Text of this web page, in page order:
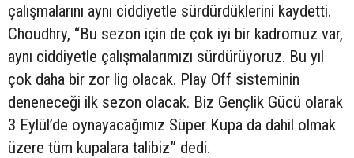
çalışmalarını aynı ciddiyetle sürdürdüklerini kaydetti.
Choudhry, “Bu sezon için de çok iyi bir kadromuz var,
aynı ciddiyetle çalışmalarımızı sürdürüyoruz. Bu yıl
çok daha bir zor lig olacak. Play Off sisteminin
deneneceği ilk sezon olacak. Biz Gençlik Gücü olarak
3 Eylül’de oynayacağımız Süper Kupa da dahil olmak
üzere tüm kupalara talibiz” dedi.